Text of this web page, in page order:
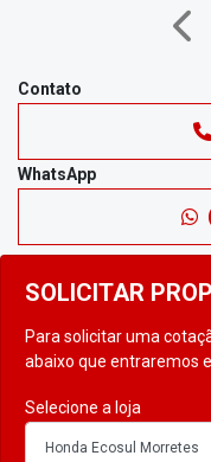
SOLICITAR
Para solicitar uma
abaixo que entraremos
Selecione a loja
Contato
WhatsApp